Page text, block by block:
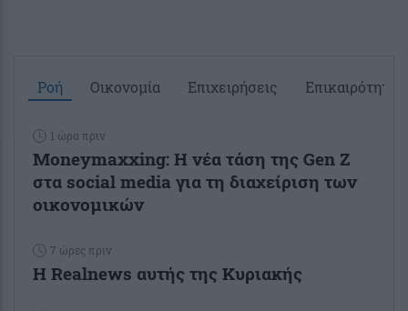
Ροή Οικονομία Επιχειρήσεις Επικαιρότητα
1 ώρα πριν
Moneymaxxing: Η νέα τάση της Gen Z
στα social media για τη διαχείριση των
οικονομικών
7 ώρες πριν
Η Realnews αυτής της Κυριακής